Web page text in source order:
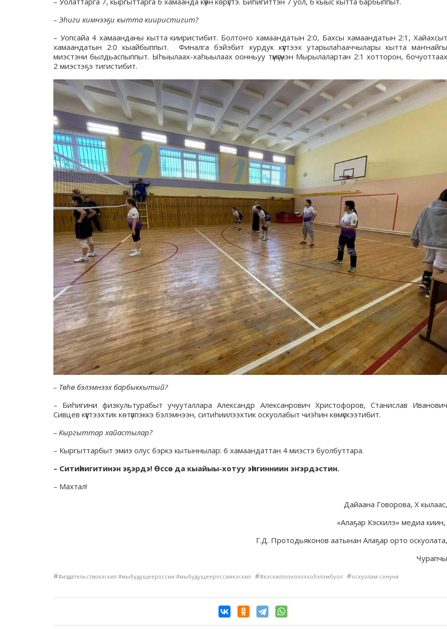
– Эһиги кимнээҕи кытта кииристигит?
– Уопсайа 4 хамаанданы кытта кииристибит. Болтоҥо хамаандатын 2:0, Бахсы хамаандатын 2:1, Хайахсыт
хамаандатын 2:0 кыайбыппыт. Финалга бэйэбит курдук күүстээх утарылаһааччылары кытта маҥнайгы
миэстэни былдьаспыппыт. Ыһыылаах-хаһыылаах оонньуу түмүгүнэн Мырылалартан 2:1 хотторон, бочуоттаах
2 миэстэҕэ тигистибит.
– Төһө бэлэмнээх барбыккытый?
– Биһигини физкультурабыт учууталлара Александр Алексанрович Христофоров, Станислав Иванович
Сивцев күүстээхтик көтүппэккэ бэлэмнээн, ситиһиилээхтик оскуолабыт чиэһин көмүскээтибит.
– Кыргыттар хайастылар?
– Кыргыттарбыт эмиэ олус бэркэ кытыннылар: 6 хамаандаттан 4 миэстэ буолбуттара.
– Ситиһиигитинэн эҕэрдэ! Өссө да кыайыы-хотуу эһигинниин эҥэрдэстин.
– Махтал!
Дайаана Говорова, X кылаас,
«Алаҕар Кэскилэ» медиа киин,
Г.Д. Протодьяконов аатынан Алаҕар орто оскуолата,
Чурапчы
##издательствокэскил #мыбудущеероссии #мыбудущеероссиикэскил ##кэскиллээхолоххобэлэмбуол #оскуолам сонуна